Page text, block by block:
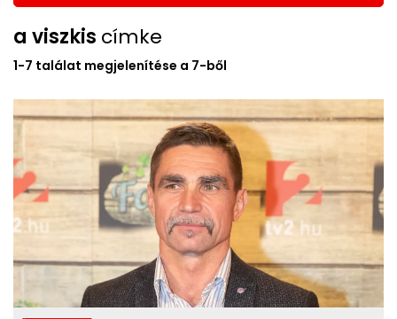
a viszkis címke
1-7 találat megjelenítése a 7-ből